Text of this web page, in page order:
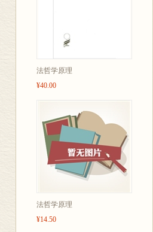
法哲学原理
¥40.00
法哲学原理
¥14.50